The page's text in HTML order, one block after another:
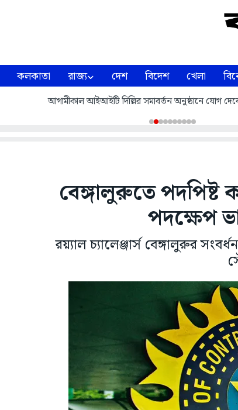
কলকাতা রাজ্য দেশ বিদেশ খেলা
আগামীকাল আইআইটি দিল্লির সমাবর্তন অনুষ্ঠানে যোগ
বেঙ্গালুরুতে পদপিষ্ট
পদক্ষেপ
রয়্যাল চ্যালেঞ্জার্স বেঙ্গালুরুর